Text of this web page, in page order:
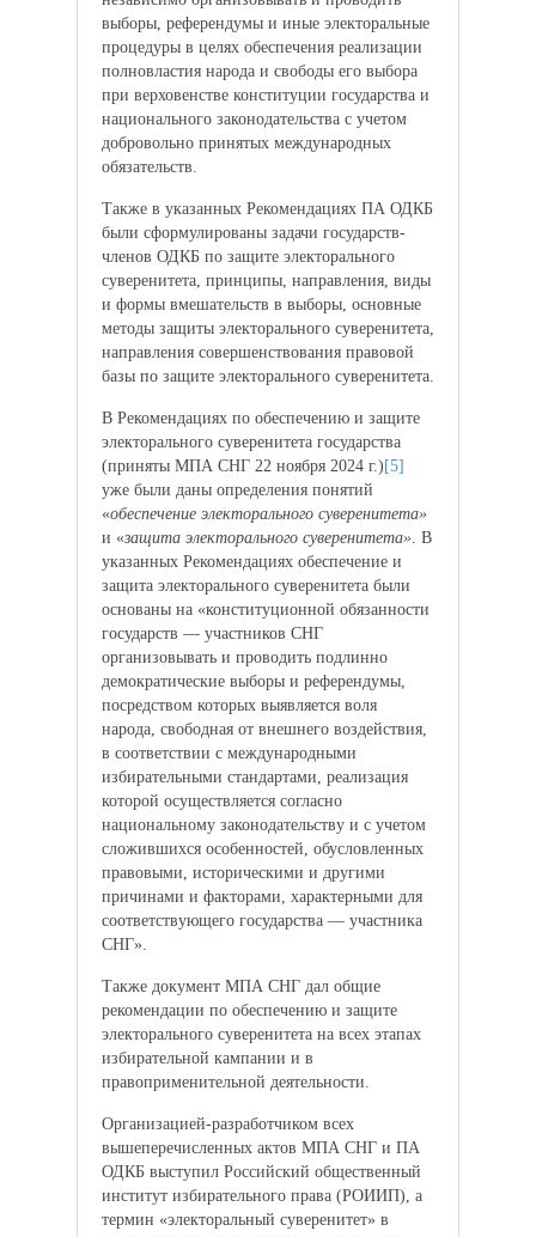
выборы, референдумы и иные электоральные
процедуры в целях обеспечения реализации
полновластия народа и свободы его выбора
при верховенстве конституции государства и
национального законодательства с учетом
добровольно принятых международных
обязательств.
Также в указанных Рекомендациях ПА ОДКБ
были сформулированы задачи государств-
членов ОДКБ по защите электорального
суверенитета, принципы, направления, виды
и формы вмешательств в выборы, основные
методы защиты электорального суверенитета,
направления совершенствования правовой
базы по защите электорального суверенитета.
В Рекомендациях по обеспечению и защите
электорального суверенитета государства
(приняты МПА СНГ 22 ноября 2024 г.) [5]
уже были даны определения понятий
«обеспечение электорального суверенитета»
и «защита электорального суверенитета» . В
указанных Рекомендациях обеспечение и
защита электорального суверенитета были
основаны на «конституционной обязанности
государств — участников СНГ
организовывать и проводить подлинно
демократические выборы и референдумы,
посредством которых выявляется воля
народа, свободная от внешнего воздействия,
в соответствии с международными
избирательными стандартами, реализация
которой осуществляется согласно
национальному законодательству и с учетом
сложившихся особенностей, обусловленных
правовыми, историческими и другими
причинами и факторами, характерными для
соответствующего государства — участника
СНГ».
Также документ МПА СНГ дал общие
рекомендации по обеспечению и защите
электорального суверенитета на всех этапах
избирательной кампании и в
правоприменительной деятельности.
Организацией-разработчиком всех
вышеперечисленных актов МПА СНГ и ПА
ОДКБ выступил Российский общественный
институт избирательного права (РОИИП), а
термин «электоральный суверенитет» в